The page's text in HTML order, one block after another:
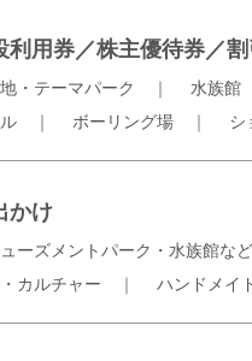
利用券／株主優待券／
・テーマパーク ｜ 水族館
｜ ボーリング場 ｜ シ
かけ
ーズメントパーク・水族館など
カルチャー ｜ ハンドメイ